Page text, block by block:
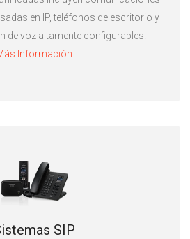
en IP, teléfonos de escritorio y
de voz altamente configurables.
Información
SIP